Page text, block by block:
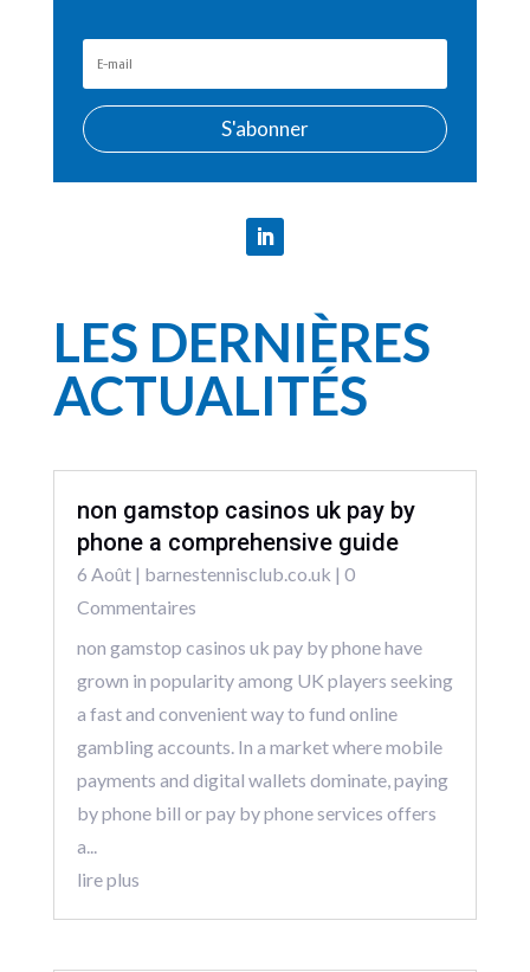
S'abonner
LES DERNIÈRES
ACTUALITÉS
non gamstop casinos uk pay by
phone a comprehensive guide
6 Août| barnestennisclub.co.uk | 0
Commentaires
non gamstop casinos uk pay by phone have
grown in popularity among UK players seeking
a fast and convenient way to fund online
gambling accounts. In a market where mobile
payments and digital wallets dominate, paying
by phone bill or pay by phone services offers
a...
lire plus